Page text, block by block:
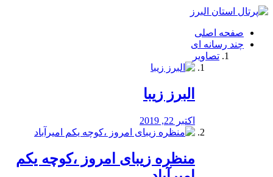
فصد
شرق
تهران
خشکشویی
صفحه اصلی
چند رسانه ای
تصاویر
البرز زیبا
اکتبر 22, 2019
منظره‌‌ زیبای امروز ،کوچه یکم